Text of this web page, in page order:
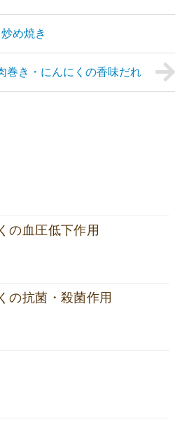
め焼き
巻き・にんにくの香味だれ
の血圧低下作用
の抗菌・殺菌作用